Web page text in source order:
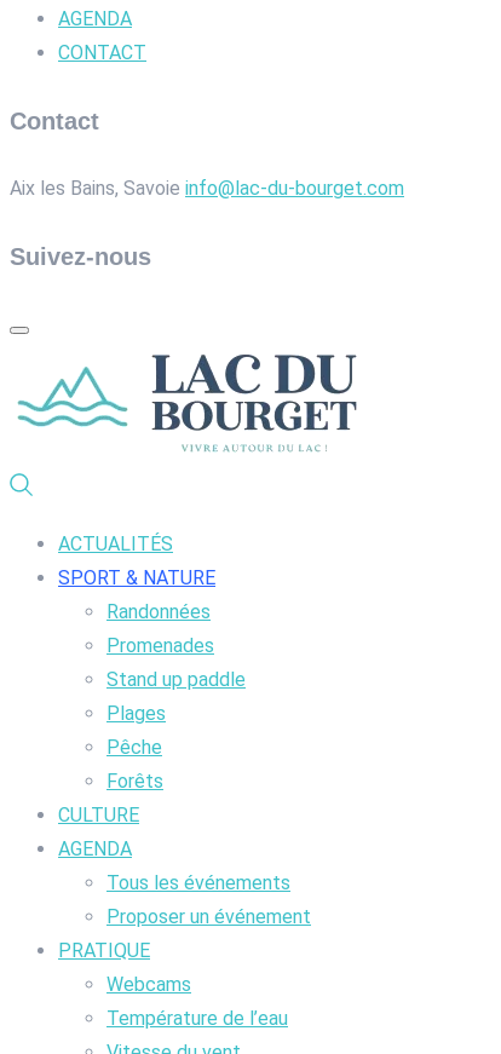
AGENDA
CONTACT
Contact
Aix les Bains, Savoie info@lac-du-bourget.com
Suivez-nous
ACTUALITÉS
SPORT & NATURE
Randonnées
Promenades
Stand up paddle
Plages
Pêche
Forêts
CULTURE
AGENDA
Tous les événements
Proposer un événement
PRATIQUE
Webcams
Température de l’eau